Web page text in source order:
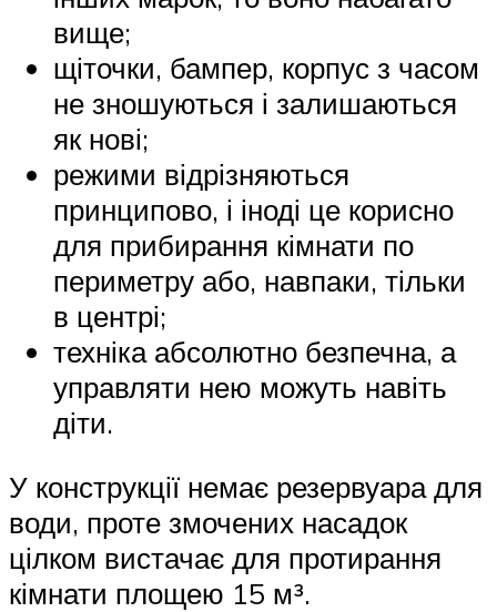
вище;
щіточки, бампер, корпус з часом
не зношуються і залишаються
як нові;
режими відрізняються
принципово, і іноді це корисно
для прибирання кімнати по
периметру або, навпаки, тільки
в центрі;
техніка абсолютно безпечна, а
управляти нею можуть навіть
діти.
У конструкції немає резервуара для
води, проте змочених насадок
цілком вистачає для протирання
кімнати площею 15 м³.